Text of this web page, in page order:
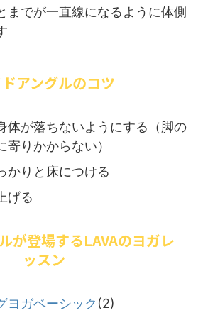
までが一直線になるように体側
アングルのコツ
体が落ちないようにする（脚の
寄りかからない）
かりと床につける
げる
が登場するLAVAのヨガレ
ッスン
ヨガベーシック (2)